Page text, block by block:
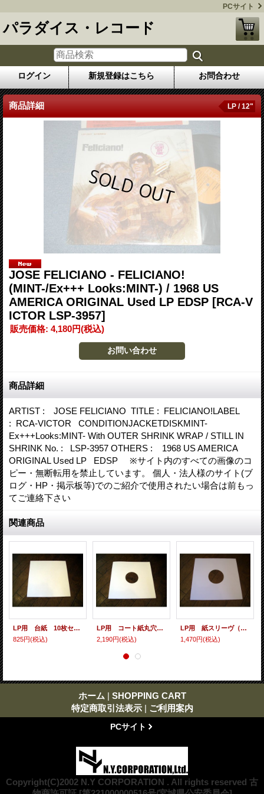
PCサイト
パラダイス・レコード
ログイン 新規登録はこちら お問合わせ
商品詳細 LP / 12"
JOSE FELICIANO - FELICIANO!
(MINT-/Ex+++ Looks:MINT-) / 1968 US
AMERICA ORIGINAL Used LP EDSP [RCA-V
ICTOR LSP-3957]
販売価格: 4,180円(税込)
商品詳細
ARTIST : JOSE FELICIANO TITLE : FELICIANO!LABEL
: RCA-VICTOR CONDITIONJACKETDISKMINT-
Ex+++Looks:MINT- With OUTER SHRINK WRAP / STILL IN
SHRINK No. : LSP-3957 OTHERS : 1968 US AMERICA
ORIGINAL Used LP EDSP ※サイト内のすべての画像のコ
ピー・無断転用を禁止しています。 個人・法人様のサイト(ブ
ログ・HP・掲示板等)でのご紹介で使用されたい場合は前もっ
てご連絡下さい
関連商品
LP用 台紙 10枚セット
825円(税込)
LP用 コート紙丸穴ジャケ 10枚セット
2,190円(税込)
LP用 紙スリーヴ（レギュラー 四角の角） 10枚セット
1,470円(税込)
ホーム | SHOPPING CART
特定商取引法表示 | ご利用案内
PCサイト
Copyright(C)2002 N.Y CORPORATION . All rights reserved 古